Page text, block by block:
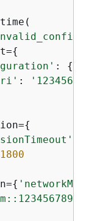
{
: {
:
{
1800
{